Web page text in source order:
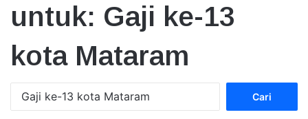
untuk: Gaji ke-13
kota Mataram